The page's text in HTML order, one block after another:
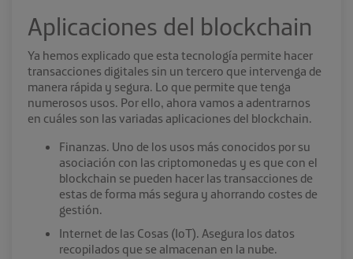
Aplicaciones del blockchain
Ya hemos explicado que esta tecnología permite hacer
transacciones digitales sin un tercero que intervenga de
manera rápida y segura. Lo que permite que tenga
numerosos usos. Por ello, ahora vamos a adentrarnos
en cuáles son las variadas aplicaciones del blockchain.
Finanzas. Uno de los usos más conocidos por su
asociación con las criptomonedas y es que con el
blockchain se pueden hacer las transacciones de
estas de forma más segura y ahorrando costes de
gestión.
Internet de las Cosas (IoT). Asegura los datos
recopilados que se almacenan en la nube.